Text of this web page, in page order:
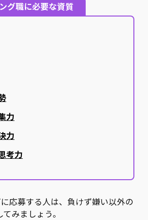
グ職に必要な資質
力
力
考力
応募する人は、負けず嫌い以外の
みましょう。